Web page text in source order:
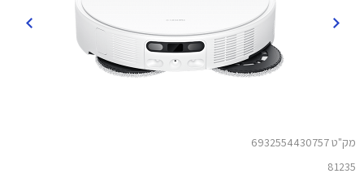
מק"ט 6932554430757
81235